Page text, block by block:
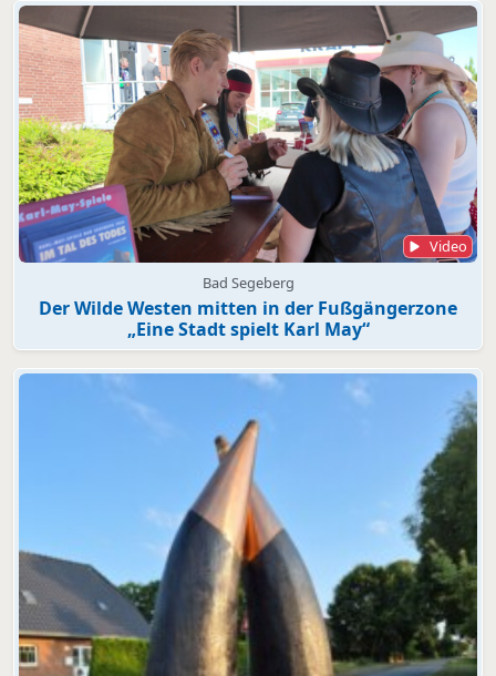
Video
Bad Segeberg
Der Wilde Westen mitten in der Fußgängerzone
„Eine Stadt spielt Karl May“